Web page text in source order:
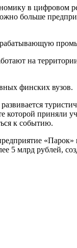
в цифровом
больше
на
финских вузов.
которой приняли
к событию.
«Парок»
5 млрд рублей,